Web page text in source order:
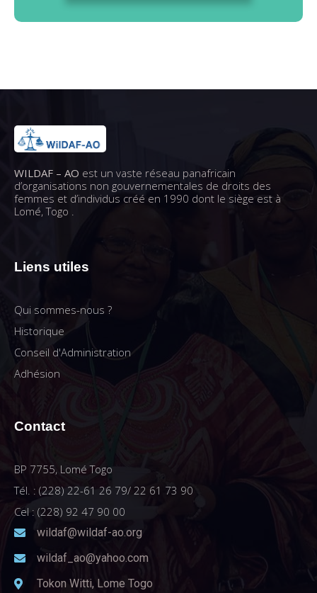
WILDAF – AO est un vaste réseau panafricain
d’organisations non gouvernementales de droits des
femmes et d’individus créé en 1990 dont le siège est à
Lomé, Togo .
Liens utiles
Qui sommes-nous ?
Historique
Conseil d'Administration
Adhésion
Contact
BP 7755, Lomé Togo
Tél. : (228) 22-61 26 79/ 22 61 73 90
Cel : (228) 92 47 90 00
wildaf@wildaf-ao.org
wildaf_ao@yahoo.com
Tokon Witti, Lome Togo